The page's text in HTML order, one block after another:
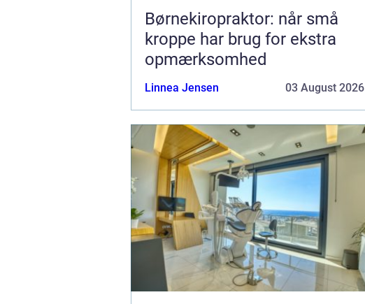
Børnekiropraktor: når små
kroppe har brug for ekstra
opmærksomhed
Linnea Jensen 03 August 2026